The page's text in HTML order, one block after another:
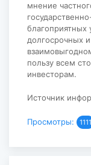
мнение
благоприятных
долгосрочных
пользу всем
инвесторам.
Источник
Просмотры: 1111